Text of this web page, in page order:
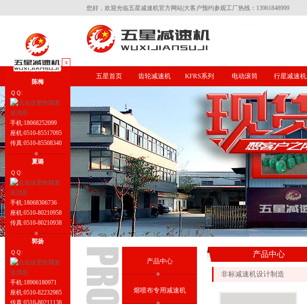
您好，欢迎光临五星减速机官方网站|大客户预约参观工厂热线：13961848999
五星首页 齿轮减速机 KFRS系列 电动滚筒 行星减速机
产品中心
熔喷布专用减速机
产品中心
非标减速机设计制造
x
陈梅
ＱＱ:
手机:18068252099
座机:0510-85517095
传真:0510-85508340
夏璐
ＱＱ:
手机:18068306736
座机:0510-80210958
传真:0510-80210938
郭扬
ＱＱ:
手机:18906180971
座机:0510-82232985
传真:0510-80211138